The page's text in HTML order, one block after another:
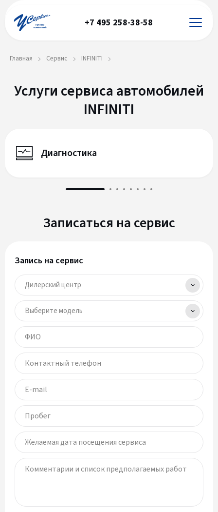
+7 495 258-38-58
Главная Сервис INFINITI
Услуги сервиса автомобилей
INFINITI
Диагностика
Записаться на сервис
Запись на сервис